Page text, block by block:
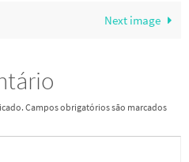
Next image
Campos obrigatórios são marcados